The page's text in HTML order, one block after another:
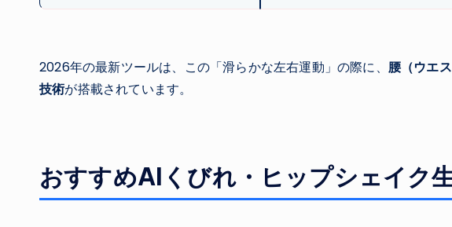
2026年の最新ツールは、この「滑らかな左右運動」の際に、 腰（ウエ
技術が搭載されています。
おすすめAIくびれ・ヒップシェイク